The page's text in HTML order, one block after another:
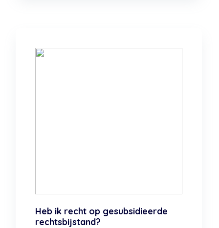
Heb ik recht op gesubsidieerde
rechtsbijstand?